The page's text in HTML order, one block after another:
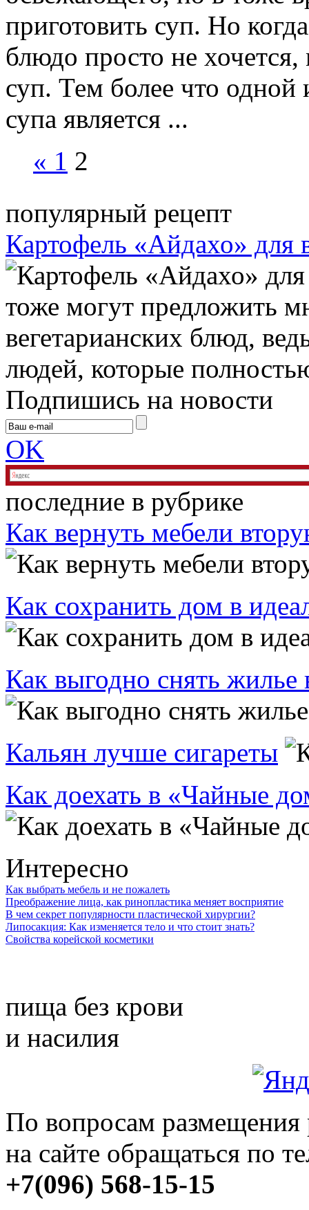
приготовить суп. Но
блюдо просто не
суп. Тем более что одной
супа является ...
« 1 2
популярный рецепт
Картофель «Айдахо» для
тоже могут предложить
вегетарианских блюд,
людей, которые
Подпишись на новости
OK
последние в рубрике
Как вернуть мебели
Как сохранить дом в
Как выгодно снять жилье
Кальян лучше сигареты
Как доехать в «Чайные
Интересно
Как выбрать мебель и не пожалеть
Преображение лица, как ринопластика меняет восприятие
В чем секрет популярности пластической хирургии?
Липосакция: Как изменяется тело и что стоит знать?
Свойства корейской косметики
пища без крови
и насилия
По вопросам размещения
на сайте обращаться по
+7(096) 568-15-15